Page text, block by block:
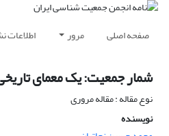
صفحه اصلی مرور اطلاعات
شمار جمعیت: یک معمای
نوع مقاله : مقاله مروری
نویسنده